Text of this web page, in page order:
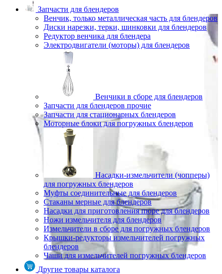
Запчасти для блендеров
Венчик, только металлическая часть для блендеров
Диски нарезки, терки, шинковки для блендеров
Редуктор венчика для блендера
Электродвигатели (моторы) для блендеров
Венчики в сборе для блендеров
Запчасти для блендеров прочие
Запчасти для стационарных блендеров
Моторные блоки для погружных блендеров
Насадки-измельчители (чопперы)
для погружных блендеров
Муфты соединительные для блендеров
Стаканы мерные для блендеров
Насадки для приготовления пюре для блендеров
Ножи измельчителя для блендеров
Измельчители в сборе для погружных блендеров
Крышки-редукторы измельчителей погружных
блендеров
Чаши для измельчителей погружных блендеров
Другие товары каталога